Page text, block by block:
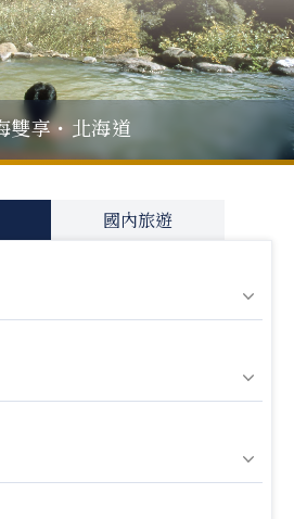
慢旅・奧捷德
國內旅遊